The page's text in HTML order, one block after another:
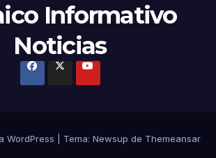
Informativo
Noticias
WordPress Tema: Newsup de Themeansar